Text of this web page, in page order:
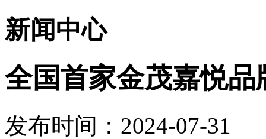
新闻中心
全国首家金茂嘉悦品
发布时间：2024-07-31